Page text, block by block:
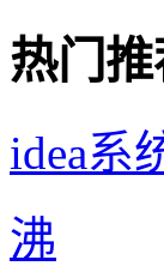
热门
idea系
沸